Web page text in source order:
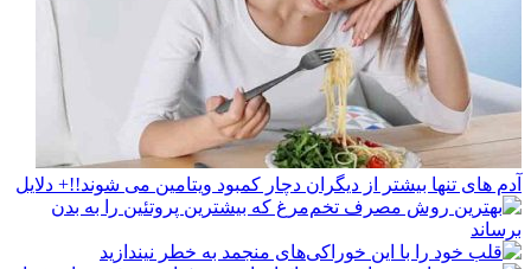
آدم های تنها بیشتر از دیگران دچار کمبود ویتامین می شوند!!+ دلایل